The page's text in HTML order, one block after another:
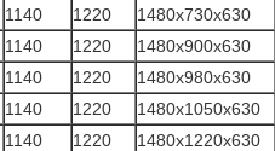
1140 1220 1480x730x630
1140 1220 1480x900x630
1140 1220 1480x980x630
1140 1220 1480x1050x630
1140 1220 1480x1220x630